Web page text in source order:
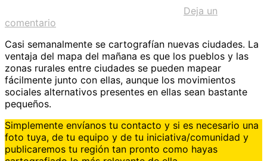
Deja un
comentario
Casi semanalmente se cartografían nuevas ciudades. La
ventaja del mapa del mañana es que los pueblos y las
zonas rurales entre ciudades se pueden mapear
fácilmente junto con ellas, aunque los movimientos
sociales alternativos presentes en ellas sean bastante
pequeños.
Simplemente envíanos tu contacto y si es necesario una
foto tuya, de tu equipo y de tu iniciativa/comunidad y
publicaremos tu región tan pronto como hayas